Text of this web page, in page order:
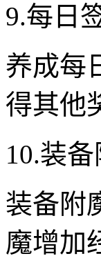
9.每日
养成每
得其他
10.装备
装备附
魔增加